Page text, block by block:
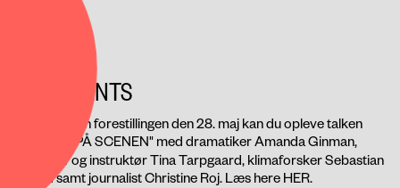
EVENTS
Inden forestillingen den 28. maj kan du opleve talken
KLIMAET PÅ SCENEN" med dramatiker Amanda Ginman,
koreograf og instruktør Tina Tarpgaard, klimaforsker Sebastian
Mernild samt journalist Christine Roj. Læs here HER.